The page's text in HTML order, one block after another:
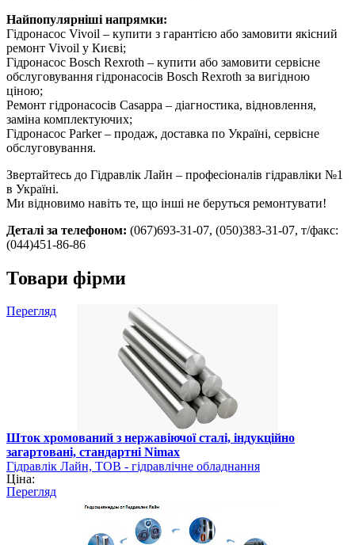
Найпопулярніші напрямки:
Гідронасос Vivoil – купити з гарантією або замовити якісний
ремонт Vivoil у Києві;
Гідронасос Bosch Rexroth – купити або замовити сервісне
обслуговування гідронасосів Bosch Rexroth за вигідною
ціною;
Ремонт гідронасосів Casappa – діагностика, відновлення,
заміна комплектуючих;
Гідронасос Parker – продаж, доставка по Україні, сервісне
обслуговування.
Звертайтесь до Гідравлік Лайн – професіоналів гідравліки №1
в Україні.
Ми відновимо навіть те, що інші не беруться ремонтувати!
Деталі за телефоном: (067)693-31-07, (050)383-31-07, т/факс:
(044)451-86-86
Товари фірми
Перегляд
Шток хромований з нержавіючої сталі, індукційно
загартовані, стандартні Nimax
Гідравлік Лайн, ТОВ - гідравлічне обладнання
Ціна:
Перегляд